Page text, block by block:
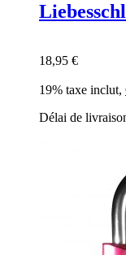
18,95 €
19% taxe inclut,
Délai de